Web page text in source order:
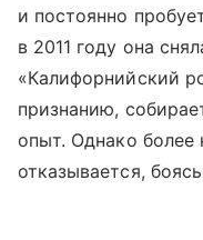
и постоянно
в 2011 году она
«Калифорнийский
признанию,
опыт. Однако более
отказывается, боясь